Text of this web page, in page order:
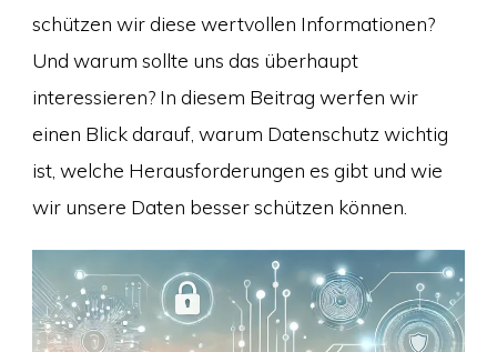
schützen wir diese wertvollen Informationen?
Und warum sollte uns das überhaupt
interessieren? In diesem Beitrag werfen wir
einen Blick darauf, warum Datenschutz wichtig
ist, welche Herausforderungen es gibt und wie
wir unsere Daten besser schützen können.